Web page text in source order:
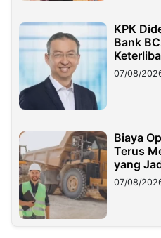
KPK
Bank
Miliar
07/08/
Biaya
Terus
yang
07/08/